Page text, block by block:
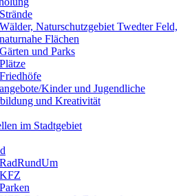
Strände
Wälder, Naturschutzgebiet Twedter Feld,
naturnahe Flächen
Gärten und Parks
Plätze
Friedhöfe
Kinder und Jugendliche
und Kreativität
im Stadtgebiet
RadRundUm
Parken